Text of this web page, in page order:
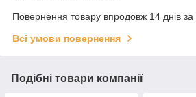
Повернення товару впродовж 14 днів
Всі умови повернення
Подібні товари компанії